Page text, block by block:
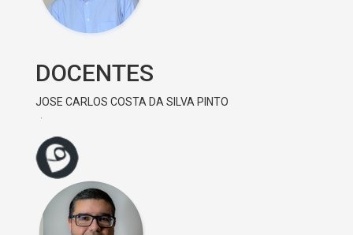
DOCENTES
JOSE CARLOS COSTA DA SILVA PINTO